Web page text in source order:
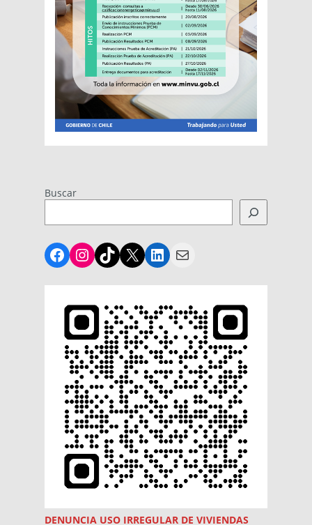
Buscar
Facebook
Instagram
TikTok
X LinkedIn
Mail
DENUNCIA USO IRREGULAR DE VIVIENDAS